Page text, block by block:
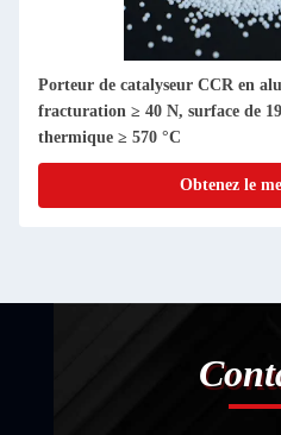
Porteur de catalyseur CCR en
fracturation ≥ 40 N, surface de
thermique ≥ 570 °C
Obtenez le